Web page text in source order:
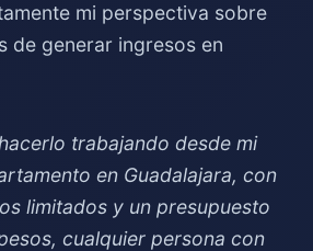
mi perspectiva sobre
de generar ingresos en
trabajando desde mi
en Guadalajara, con
limitados y un presupuesto
cualquier persona con